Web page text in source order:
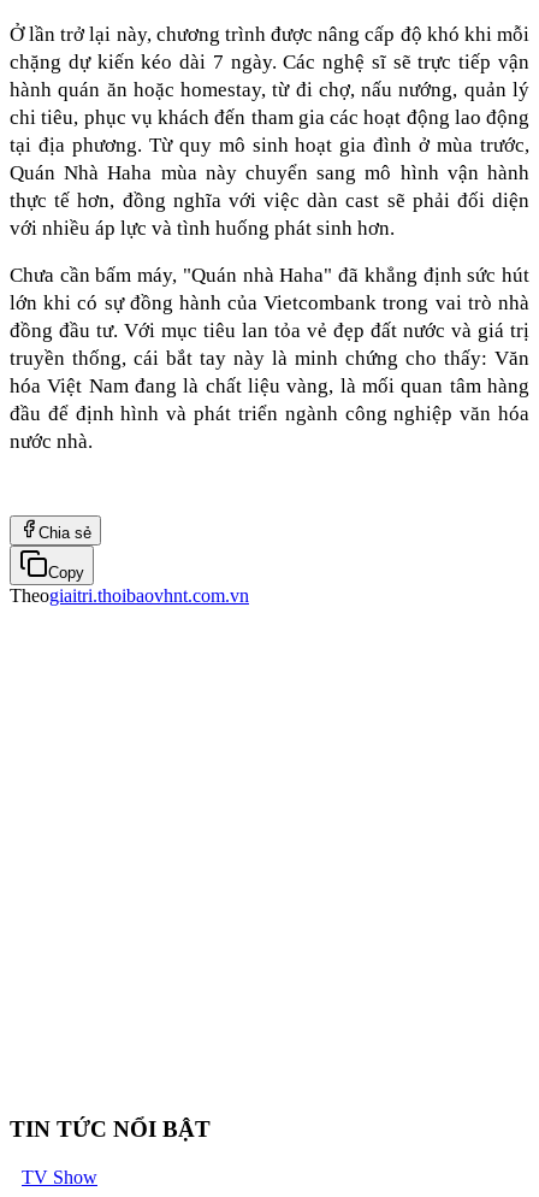
Ở lần trở lại này, chương trình được nâng cấp độ khó khi mỗi
chặng dự kiến kéo dài 7 ngày. Các nghệ sĩ sẽ trực tiếp vận
hành quán ăn hoặc homestay, từ đi chợ, nấu nướng, quản lý
chi tiêu, phục vụ khách đến tham gia các hoạt động lao động
tại địa phương. Từ quy mô sinh hoạt gia đình ở mùa trước,
Quán Nhà Haha mùa này chuyển sang mô hình vận hành
thực tế hơn, đồng nghĩa với việc dàn cast sẽ phải đối diện
với nhiều áp lực và tình huống phát sinh hơn.
Chưa cần bấm máy, "Quán nhà Haha" đã khẳng định sức hút
lớn khi có sự đồng hành của Vietcombank trong vai trò nhà
đồng đầu tư. Với mục tiêu lan tỏa vẻ đẹp đất nước và giá trị
truyền thống, cái bắt tay này là minh chứng cho thấy: Văn
hóa Việt Nam đang là chất liệu vàng, là mối quan tâm hàng
đầu để định hình và phát triển ngành công nghiệp văn hóa
nước nhà.
Chia sẻ
Copy
Theogiaitri.thoibaovhnt.com.vn
TIN TỨC NỔI BẬT
TV Show